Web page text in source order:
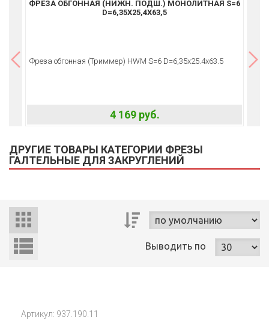
ФРЕЗА ОБГОННАЯ (НИЖН. ПОДШ.) МОНОЛИТНАЯ S=6
D=6,35X25,4X63,5
Фреза обгонная (Триммер) HWM S=6 D=6,35x25.4x63.5
4 169 руб.
ДРУГИЕ ТОВАРЫ КАТЕГОРИИ ФРЕЗЫ
ГАЛТЕЛЬНЫЕ ДЛЯ ЗАКРУГЛЕНИЙ
Выводить по
Артикул: 937.190.11